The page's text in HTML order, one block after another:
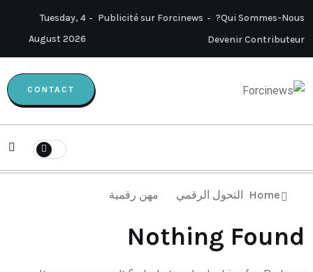
Qui Sommes-Nous?
Publicité sur Forcinews
Devenir Contributeur
Tuesday, 4
August 2026
CONTACT
Home التحول الرقمي مهن رقمية
Nothing Found